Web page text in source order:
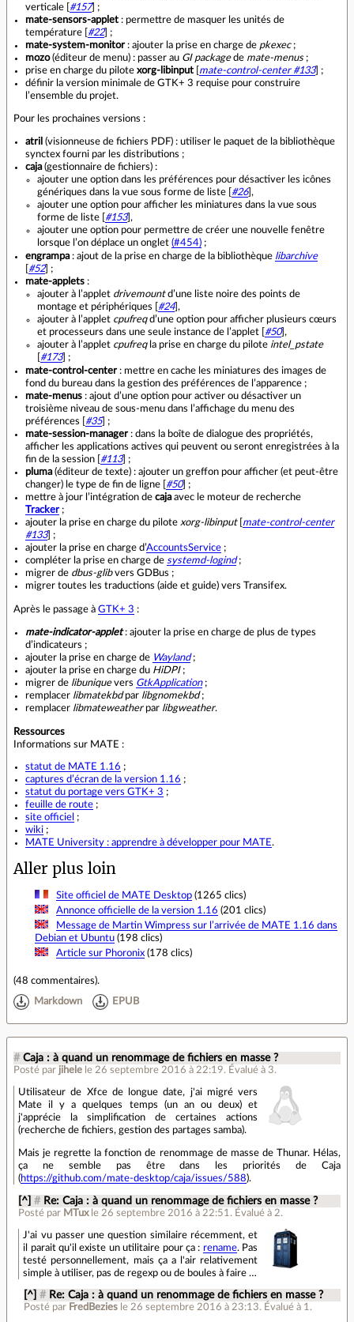
verticale [ #157] ;
mate-sensors-applet : permettre de masquer les unités de
température [ #22] ;
mate-system-monitor: ajouter la prise en charge de pkexec;
mozo(éditeur de menu) : passer au GI packagede mate-menus;
prise en charge du pilote xorg-libinput mate-control-center #133] ;
définir la version minimale de GTK+ 3 requise pour construire
l’ensemble du projet.
Pour les prochaines versions :
atril (visionneuse de fichiers PDF) : utiliser le paquet de la bibliothèque
synctex fourni par les distributions ;
caja(gestionnaire de fichiers) :
ajouter une option dans les préférences pour désactiver les icônes
génériques dans la vue sous forme de liste [ #26],
ajouter une option pour afficher les miniatures dans la vue sous
forme de liste [ #153],
ajouter une option pour permettre de créer une nouvelle fenêtre
lorsque l’on déplace un onglet (#454) ;
engrampa: ajout de la prise en charge de la bibliothèque libarchive
#52] ;
mate-applets :
ajouter à l’applet drivemountd’une liste noire des points de
montage et périphériques [ #24],
ajouter à l’applet cpufreqd’une option pour afficher plusieurs cœurs
et processeurs dans une seule instance de l’applet [ #50],
ajouter à l’applet cpufreqla prise en charge du pilote intel_pstate
#173] ;
mate-control-center: mettre en cache les miniatures des images de
fond du bureau dans la gestion des préférences de l’apparence ;
mate-menus : ajout d’une option pour activer ou désactiver un
troisième niveau de sous-menu dans l’affichage du menu des
préférences [ #35] ;
mate-session-manager: dans la boîte de dialogue des propriétés,
afficher les applications actives qui peuvent ou seront enregistrées à la
fin de la session [ #113] ;
pluma(éditeur de texte) : ajouter un greffon pour afficher (et peut‐être
changer) le type de fin de ligne [ #50] ;
mettre à jour l’intégration de cajaavec le moteur de recherche
Tracker;
ajouter la prise en charge du pilote xorg-libinput[ mate-control-center
#133] ;
ajouter la prise en charge d’AccountsService ;
compléter la prise en charge de systemd-logind;
migrer de dbus-glibvers GDBus ;
migrer toutes les traductions (aide et guide) vers Transifex.
Après le passage à GTK+ 3 :
mate-indicator-applet: ajouter la prise en charge de plus de types
d’indicateurs ;
ajouter la prise en charge de Wayland;
ajouter la prise en charge du HiDPI;
migrer de libuniquevers GtkApplication;
remplacer libmatekbdpar libgnomekbd;
remplacer libmateweatherpar libgweather.
Ressources
Informations sur MATE :
statut de MATE 1.16 ;
captures d’écran de la version 1.16 ;
statut du portage vers GTK+ 3 ;
feuille de route ;
site officiel ;
wiki ;
MATE University : apprendre à développer pour MATE.
Aller plus loin
Site officiel de MATE Desktop(1265 clics)
Annonce officielle de la version 1.16 (201 clics)
Message de Martin Wimpress sur l’arrivée de MATE 1.16 dans
Debian et Ubuntu(198 clics)
Article sur Phoronix(178 clics)
(48 commentaires).
Markdown EPUB
# Caja : à quand un renommage de fichiers en masse ?
Posté par jihele le 26 septembre 2016 à 22:19. Évalué à 3.
Utilisateur de Xfce de longue date, j'ai migré vers
Mate il y a quelques temps (un an ou deux) et
j'apprécie la simplification de certaines actions
(recherche de fichiers, gestion des partages samba).
Mais je regrette la fonction de renommage de masse de Thunar. Hélas,
ça ne semble pas être dans les priorités de Caja
(https://github.com/mate-desktop/caja/issues/588).
[^] # Re: Caja : à quand un renommage de fichiers en masse ?
Posté par MTux le 26 septembre 2016 à 22:51 . Évalué à 2.
J'ai vu passer une question similaire récemment, et
il parait qu'il existe un utilitaire pour ça : rename. Pas
testé personnellement, mais ça a l'air relativement
simple à utiliser, pas de regexp ou de boules à faire …
[^] # Re: Caja : à quand un renommage de fichiers en masse ?
Posté par FredBezies le 26 septembre 2016 à 23:13.Évalué à 1.